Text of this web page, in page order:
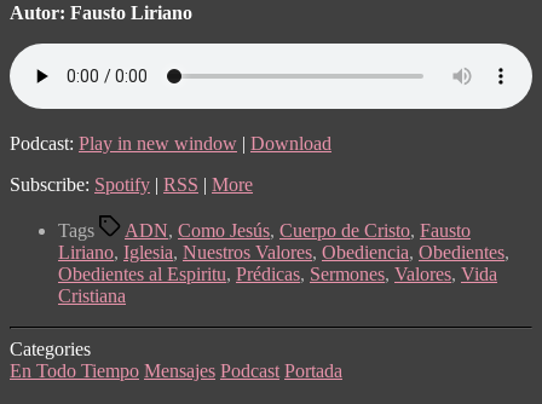
Autor: Fausto Liriano
Podcast: Play in new window | Download
Subscribe: Spotify | RSS | More
Tags ADN, Como Jesús, Cuerpo de Cristo, Fausto
Liriano, Iglesia, Nuestros Valores, Obediencia, Obedientes,
Obedientes al Espiritu, Prédicas, Sermones, Valores, Vida
Cristiana
Categories
En Todo Tiempo Mensajes Podcast Portada